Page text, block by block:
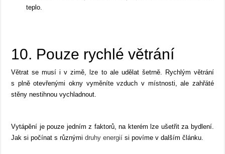
teplo.
10. Pouze rychlé větrání
Větrat se musí i v zimě, lze to ale udělat šetrně. Rychlým větrání
s plně otevřenými okny vyměníte vzduch v místnosti, ale zahřáté
stěny nestihnou vychladnout.
Vytápění je pouze jedním z faktorů, na kterém lze ušetřit za bydlení.
Jak si počínat s různýmidruhy energiísi povíme v dalším článku.